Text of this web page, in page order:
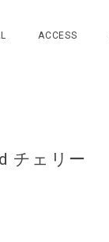
ACCESS
チェリー